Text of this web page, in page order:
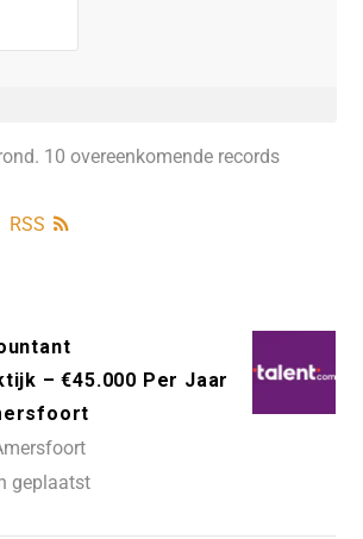
10 overeenkomende records
RSS
– €45.000 Per Jaar
geplaatst